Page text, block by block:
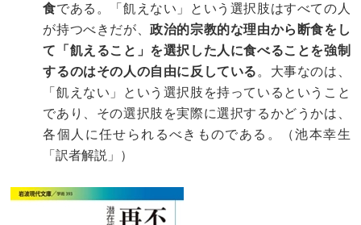
食である。「飢えない」という選択肢はすべての人
が持つべきだが、政治的宗教的な理由から断食をし
て「飢えること」を選択した人に食べることを強制
するのはその人の自由に反している 。大事なのは、
「飢えない」という選択肢を持っているということ
であり、その選択肢を実際に選択するかどうかは、
各個人に任せられるべきものである。（池本幸生
「訳者解説」）